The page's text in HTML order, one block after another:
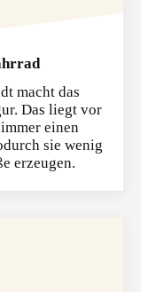
macht das
Das liegt vor
einen
sie wenig
erzeugen.